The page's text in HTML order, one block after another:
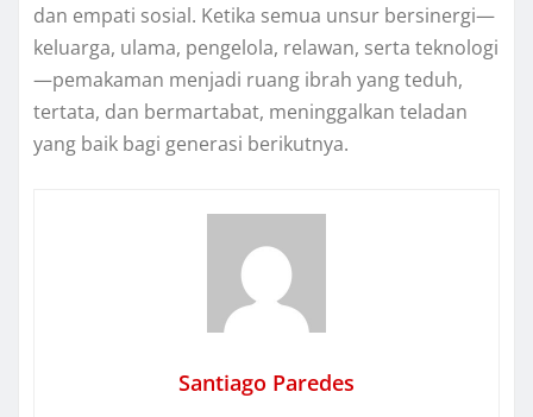
dan empati sosial. Ketika semua unsur bersinergi—
keluarga, ulama, pengelola, relawan, serta teknologi
—pemakaman menjadi ruang ibrah yang teduh,
tertata, dan bermartabat, meninggalkan teladan
yang baik bagi generasi berikutnya.
Santiago Paredes